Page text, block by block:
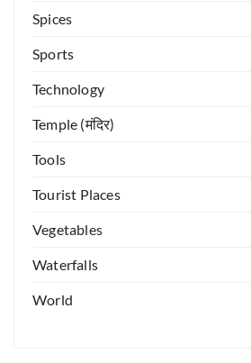
Spices
Sports
Technology
Temple (मंदिर)
Tools
Tourist Places
Vegetables
Waterfalls
World